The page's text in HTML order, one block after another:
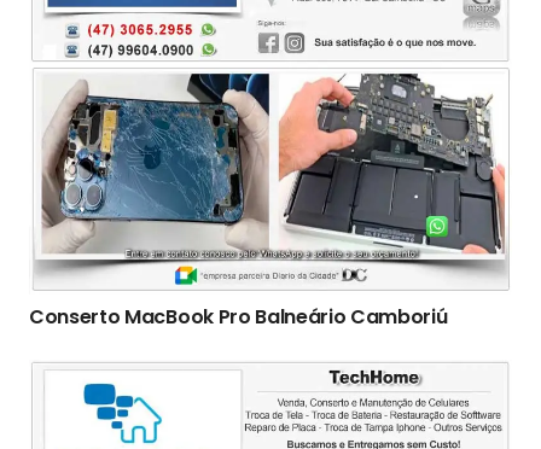
Conserto ‎MacBook Pro Balneário Camboriú